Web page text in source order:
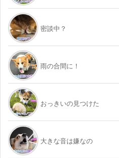
密談中？
雨の合間に！
おっきいの見つけた
大きな音は嫌なの